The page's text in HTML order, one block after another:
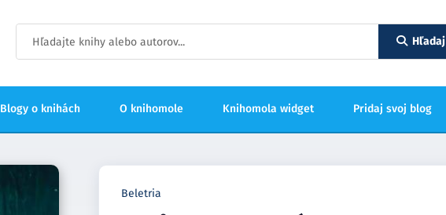
Hľadaj
Blogy o knihách O knihomole Knihomola widget Pridaj svoj blog
Beletria